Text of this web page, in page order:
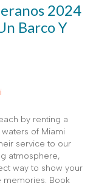
2024
Barco Y
by renting a
of Miami
service to our
atmosphere,
way to show your
memories. Book